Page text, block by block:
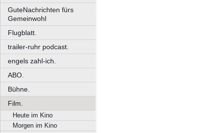
GuteNachrichten fürs
Gemeinwohl
Flugblatt.
trailer-ruhr podcast.
engels zahl-ich.
ABO.
Bühne.
Film.
Heute im Kino
Morgen im Kino